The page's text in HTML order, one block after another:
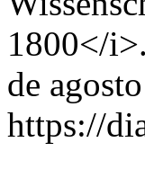
1800</
de
https://